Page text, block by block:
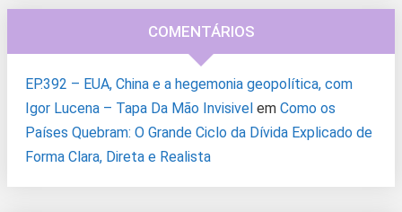
COMENTÁRIOS
EP.392 – EUA, China e a hegemonia geopolítica, com
Igor Lucena – Tapa Da Mão Invisivel em Como os
Países Quebram: O Grande Ciclo da Dívida Explicado de
Forma Clara, Direta e Realista